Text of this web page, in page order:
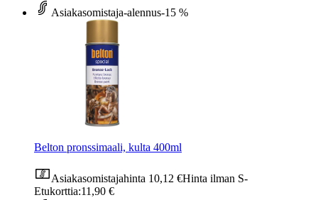
Asiakasomistaja-alennus-15 %
Belton pronssimaali, kulta 400ml
Asiakasomistajahinta 10,12 €Hinta ilman S-
Etukorttia:11,90 €